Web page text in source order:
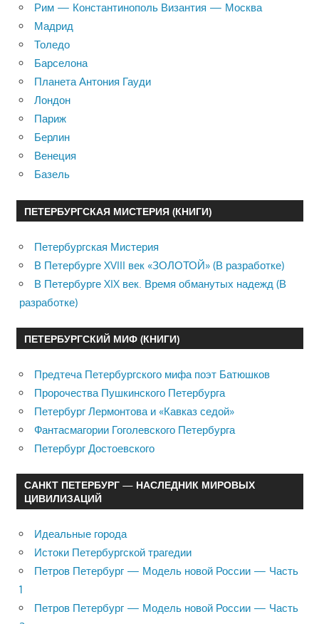
Рим — Константинополь Византия — Москва
Мадрид
Толедо
Барселона
Планета Антония Гауди
Лондон
Париж
Берлин
Венеция
Базель
ПЕТЕРБУРГСКАЯ МИСТЕРИЯ (КНИГИ)
Петербургская Мистерия
В Петербурге XVIII век «ЗОЛОТОЙ» (В разработке)
В Петербурге XIX век. Время обманутых надежд (В
разработке)
ПЕТЕРБУРГСКИЙ МИФ (КНИГИ)
Предтеча Петербургского мифа поэт Батюшков
Пророчества Пушкинского Петербурга
Петербург Лермонтова и «Кавказ седой»
Фантасмагории Гоголевского Петербурга
Петербург Достоевского
САНКТ ПЕТЕРБУРГ — НАСЛЕДНИК МИРОВЫХ
ЦИВИЛИЗАЦИЙ
Идеальные города
Истоки Петербургской трагедии
Петров Петербург — Модель новой России — Часть
1
Петров Петербург — Модель новой России — Часть